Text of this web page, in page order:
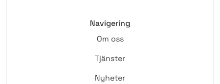
Navigering
Om oss
Tjänster
Nyheter